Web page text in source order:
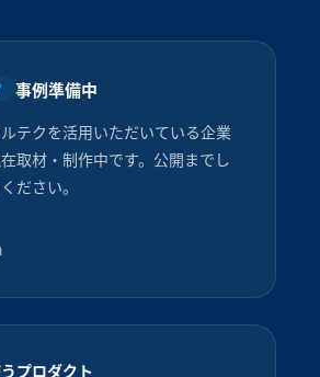
事例準備中
テクを活用いただいている企業
取材・制作中です。公開までし
ださい。
プロダクト